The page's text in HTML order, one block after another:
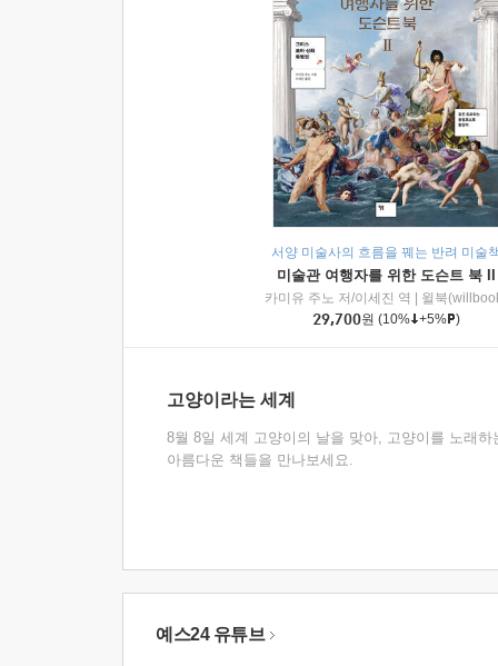
서양 미술사의 흐름을 꿰는 반려 미술
미술관 여행자를 위한 도슨트 북 II
카미유 주노 저/이세진 역
윌북
29,700원 (10% +5% )
고양이라는 세계
8월 8일 세계 고양이의 날을 맞아, 고양이를 노래하
아름다운 책들을 만나보세요.
예스24 유튜브